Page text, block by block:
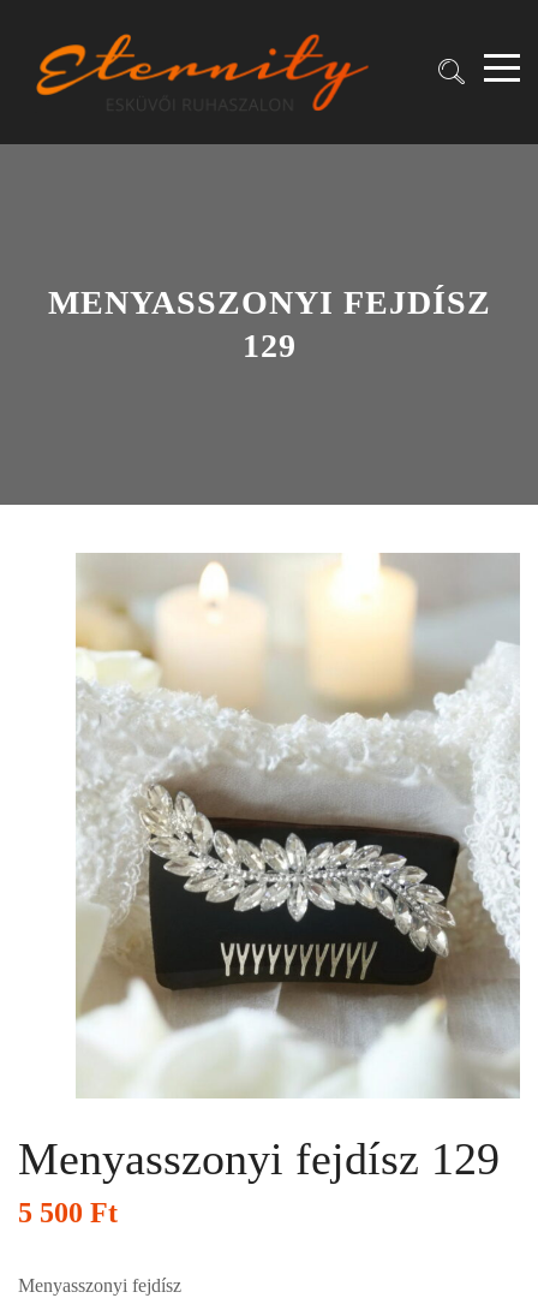
MENYASSZONYI FEJDÍSZ
129
Menyasszonyi fejdísz 129
5 500 Ft
Menyasszonyi fejdísz